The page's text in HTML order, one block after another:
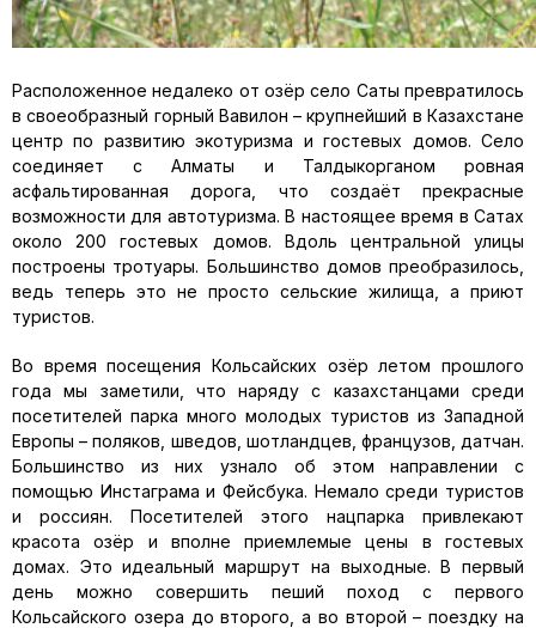
Расположенное недалеко от озёр село Саты превратилось
в своеобразный горный Вавилон – крупнейший в Казахстане
центр по развитию экотуризма и гостевых домов. Село
соединяет с Алматы и Талдыкорганом ровная
асфальтированная дорога, что создаёт прекрасные
возможности для автотуризма. В настоящее время в Сатах
около 200 гостевых домов. Вдоль центральной улицы
построены тротуары. Большинство домов преобразилось,
ведь теперь это не просто сельские жилища, а приют
туристов.
Во время посещения Кольсайских озёр летом прошлого
года мы заметили, что наряду с казахстанцами среди
посетителей парка много молодых туристов из Западной
Европы – поляков, шведов, шотландцев, французов, датчан.
Большинство из них узнало об этом направлении с
помощью Инстаграма и Фейсбука. Немало среди туристов
и россиян. Посетителей этого нацпарка привлекают
красота озёр и вполне приемлемые цены в гостевых
домах. Это идеальный маршрут на выходные. В первый
день можно совершить пеший поход с первого
Кольсайского озера до второго, а во второй – поездку на